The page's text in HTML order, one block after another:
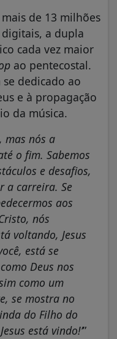
de 13 milhões
a dupla
cada vez maior
ao pentecostal.
dedicado ao
e à propagação
da música.
mas nós a
o fim. Sabemos
e desafios,
a carreira. Se
aos
nós
voltando, Jesus
está se
Deus nos
como um
se mostra no
do Filho do
está vindo!’”